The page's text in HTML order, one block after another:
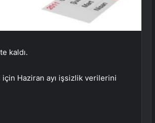
kaldı.
Haziran ayı işsizlik verilerini